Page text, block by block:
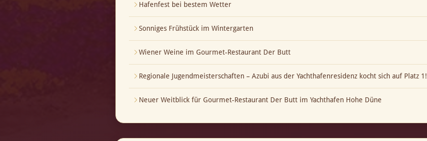
Hafenfest bei bestem Wetter
Sonniges Frühstück im Wintergarten
Wiener Weine im Gourmet-Restaurant Der Butt
Regionale Jugendmeisterschaften – Azubi aus der Yachthafenresidenz kocht sich auf Platz 1!
Neuer Weitblick für Gourmet-Restaurant Der Butt im Yachthafen Hohe Düne